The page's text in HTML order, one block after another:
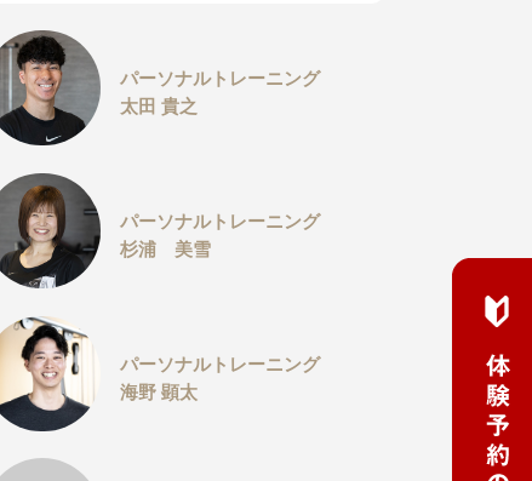
パーソナルトレーニング
太田 貴之
パーソナルトレーニング
杉浦 美雪
パーソナルトレーニング
海野 顕太